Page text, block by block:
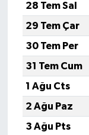
28 Tem Sal
29 Tem Çar
30 Tem Per
31 Tem Cum
1 Ağu Cts
2 Ağu Paz
3 Ağu Pts